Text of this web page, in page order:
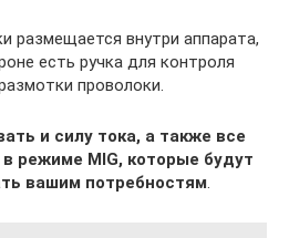
размещается внутри аппарата,
есть ручка для контроля
проволоки.
и силу тока, а также все
режиме MIG, которые будут
вашим потребностям.